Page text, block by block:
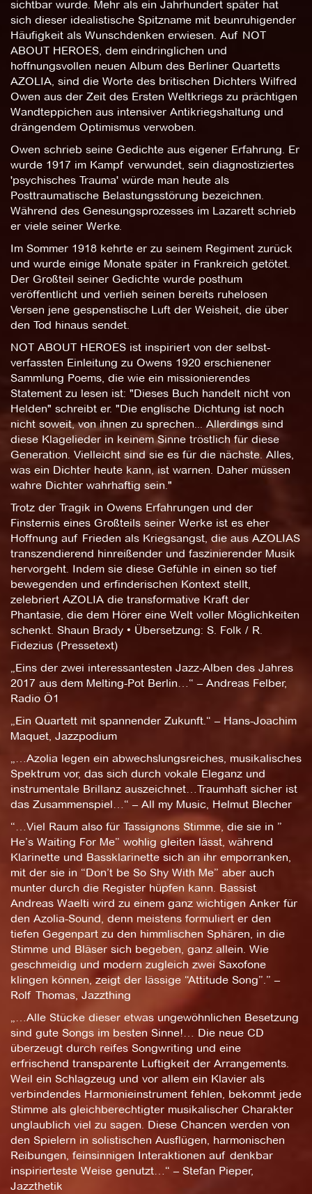
sichtbar wurde. Mehr als ein Jahrhundert später hat
sich dieser idealistische Spitzname mit beunruhigender
Häufigkeit als Wunschdenken erwiesen. Auf NOT
ABOUT HEROES, dem eindringlichen und
hoffnungsvollen neuen Album des Berliner Quartetts
AZOLIA, sind die Worte des britischen Dichters Wilfred
Owen aus der Zeit des Ersten Weltkriegs zu prächtigen
Wandteppichen aus intensiver Antikriegshaltung und
drängendem Optimismus verwoben.
Owen schrieb seine Gedichte aus eigener Erfahrung. Er
wurde 1917 im Kampf verwundet, sein diagnostiziertes
'psychisches Trauma' würde man heute als
Posttraumatische Belastungsstörung bezeichnen.
Während des Genesungsprozesses im Lazarett schrieb
er viele seiner Werke.
Im Sommer 1918 kehrte er zu seinem Regiment zurück
und wurde einige Monate später in Frankreich getötet.
Der Großteil seiner Gedichte wurde posthum
veröffentlicht und verlieh seinen bereits ruhelosen
Versen jene gespenstische Luft der Weisheit, die über
den Tod hinaus sendet.
NOT ABOUT HEROES ist inspiriert von der selbst-
verfassten Einleitung zu Owens 1920 erschienener
Sammlung Poems, die wie ein missionierendes
Statement zu lesen ist: "Dieses Buch handelt nicht von
Helden" schreibt er. "Die englische Dichtung ist noch
nicht soweit, von ihnen zu sprechen... Allerdings sind
diese Klagelieder in keinem Sinne tröstlich für diese
Generation. Vielleicht sind sie es für die nächste. Alles,
was ein Dichter heute kann, ist warnen. Daher müssen
wahre Dichter wahrhaftig sein."
Trotz der Tragik in Owens Erfahrungen und der
Finsternis eines Großteils seiner Werke ist es eher
Hoffnung auf Frieden als Kriegsangst, die aus AZOLIAS
transzendierend hinreißender und faszinierender Musik
hervorgeht. Indem sie diese Gefühle in einen so tief
bewegenden und erfinderischen Kontext stellt,
zelebriert AZOLIA die transformative Kraft der
Phantasie, die dem Hörer eine Welt voller Möglichkeiten
schenkt. Shaun Brady • Übersetzung: S. Folk / R.
Fidezius (Pressetext)
„Eins der zwei interessantesten Jazz-Alben des Jahres
2017 aus dem Melting-Pot Berlin…“ – Andreas Felber,
Radio Ö1
„Ein Quartett mit spannender Zukunft.“ – Hans-Joachim
Maquet, Jazzpodium
„…Azolia legen ein abwechslungsreiches, musikalisches
Spektrum vor, das sich durch vokale Eleganz und
instrumentale Brillanz auszeichnet…Traumhaft sicher ist
das Zusammenspiel…“ – All my Music, Helmut Blecher
“…Viel Raum also für Tassignons Stimme, die sie in ”
He’s Waiting For Me” wohlig gleiten lässt, während
Klarinette und Bassklarinette sich an ihr emporranken,
mit der sie in “Don’t be So Shy With Me” aber auch
munter durch die Register hüpfen kann. Bassist
Andreas Waelti wird zu einem ganz wichtigen Anker für
den Azolia-Sound, denn meistens formuliert er den
tiefen Gegenpart zu den himmlischen Sphären, in die
Stimme und Bläser sich begeben, ganz allein. Wie
geschmeidig und modern zugleich zwei Saxofone
klingen können, zeigt der lässige “Attitude Song”.” –
Rolf Thomas, Jazzthing
„…Alle Stücke dieser etwas ungewöhnlichen Besetzung
sind gute Songs im besten Sinne!… Die neue CD
überzeugt durch reifes Songwriting und eine
erfrischend transparente Luftigkeit der Arrangements.
Weil ein Schlagzeug und vor allem ein Klavier als
verbindendes Harmonieinstrument fehlen, bekommt jede
Stimme als gleichberechtigter musikalischer Charakter
unglaublich viel zu sagen. Diese Chancen werden von
den Spielern in solistischen Ausflügen, harmonischen
Reibungen, feinsinnigen Interaktionen auf denkbar
inspirierteste Weise genutzt…“ – Stefan Pieper,
Jazzthetik